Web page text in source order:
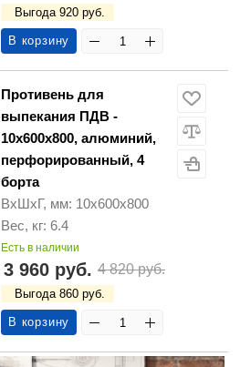
Выгода 920 руб.
В корзину
Противень для
выпекания ПДВ -
10х600х800, алюминий,
перфорированный, 4
борта
ВхШхГ, мм: 10х600х800
Вес, кг: 6.4
Есть в наличии
3 960 руб. 4 820 руб.
Выгода 860 руб.
В корзину